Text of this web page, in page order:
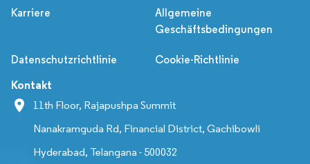
Karriere
Allgemeine
Geschäftsbedingungen
Datenschutzrichtlinie Cookie-Richtlinie
Kontakt
11th Floor, Rajapushpa Summit
Nanakramguda Rd, Financial District, Gachibowli
Hyderabad, Telangana - 500032